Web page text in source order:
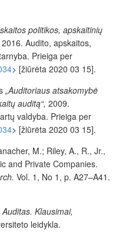
politikos, apskaitinių
2016. Audito, apskaitos,
Prieiga per
> [žiūrėta 2020 03 15].
„Auditoriaus atsakomybė
auditą“, 2009.
valdyba. Prieiga per
> [žiūrėta 2020 03 15].
M.; Riley, A., R., Jr.,
and Private Companies.
Vol. 1, No 1, p. A27–A41.
Auditas. Klausimai,
leidykla.